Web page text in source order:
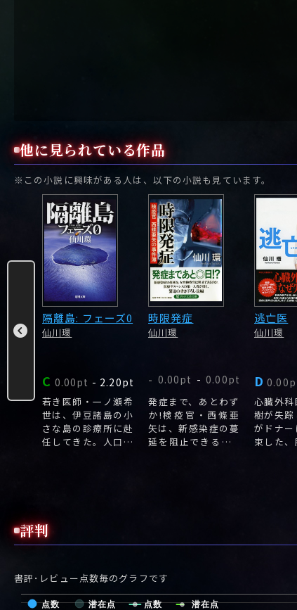
他に見られている作品
※この小説に興味がある人は、以下の小説も見ています。
志は
隔離島: フェーズ0
仙川環
C 0.00pt - 2.20pt
若き医師・一ノ瀬希
世は、伊豆諸島の小
さな島の診療所に赴
任してきた。人口四
時限発症
仙川環
- 0.00pt - 0.00pt
発症まで、あとわず
か!検疫官・西條亜
矢は、新感染症の蔓
延を阻止できるか!?
逃亡医
仙川環
D
心臓外
樹が失踪
がドナ
束した
評判
書評･レビュー点数毎のグラフです
点数 潜在点 点数 潜在点